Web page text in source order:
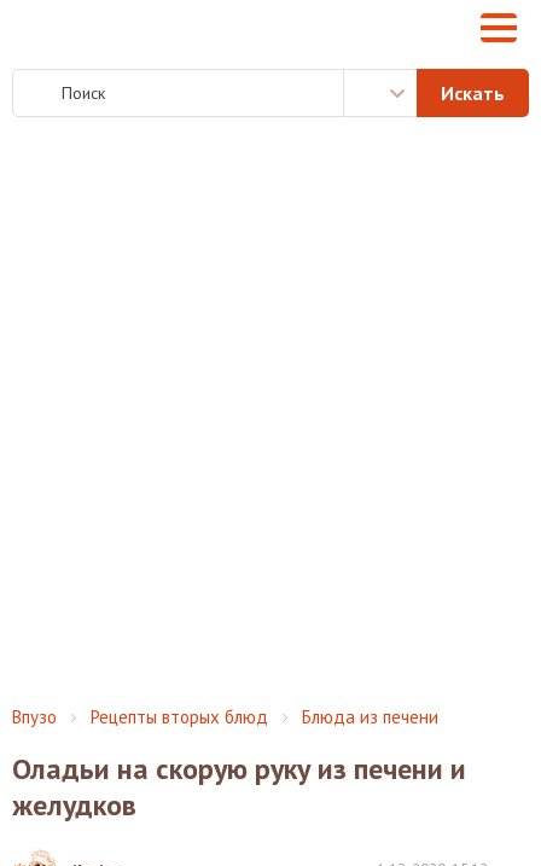
Впузо Рецепты вторых блюд Блюда из печени
Оладьи на скорую руку из печени и
желудков